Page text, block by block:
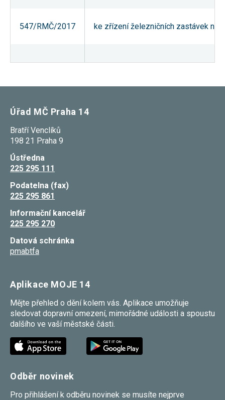
547/RMČ/2017 ke zřízení železničních zastávek na
Úřad MČ Praha 14
Bratří Venclíků
198 21 Praha 9
Ústředna
225 295 111
Podatelna (fax)
225 295 861
Informační kancelář
225 295 270
Datová schránka
pmabtfa
Aplikace MOJE 14
Mějte přehled o dění kolem vás. Aplikace umožňuje
sledovat dopravní omezení, mimořádné události a spoustu
dalšího ve vaší městské části.
Odběr novinek
Pro přihlášení k odběru novinek se musíte nejprve